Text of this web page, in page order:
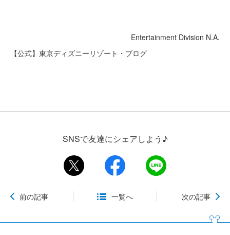
Entertainment Division N.A.
【公式】東京ディズニーリゾート・ブログ
SNSで友達にシェアしよう♪
前の記事 一覧へ 次の記事